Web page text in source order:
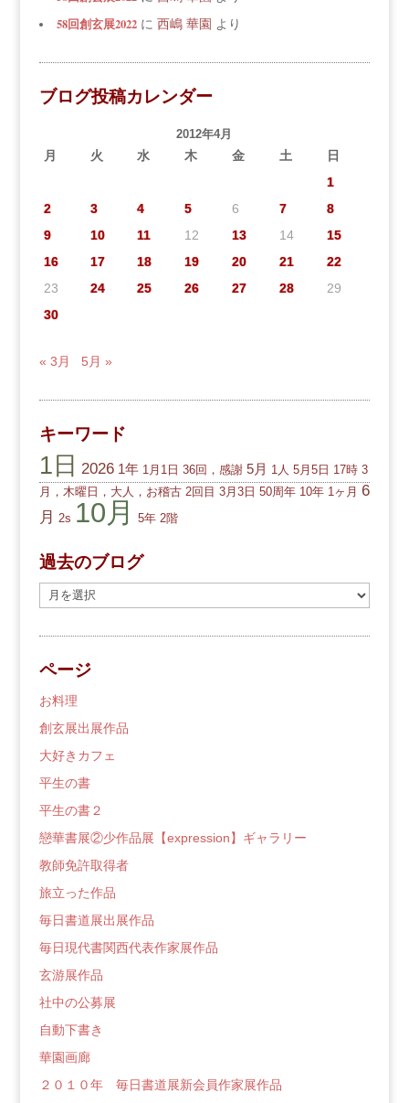
58回創玄展2022に 西嶋 華園 より
ブログ投稿カレンダー
2012年4月
月 火 水 木 金 土
日
1
2
3 4 5 6 7
8
9
10 11 12 13 14
15
16
17 18 19 20 21
22
23
24 25 26 27 28
29
30
« 3月 5月 »
キーワード
1日 2026 1年 1月1日 36回，感謝 5月 1人 5月5日 17時 3
月，木曜日，大人，お稽古 2回目 3月3日 50周年 10年 1ヶ月 6
月
2s 10月 5年 2階
過去のブログ
去
の
ロ
グ
ページ
お料理
創玄展出展作品
大好きカフェ
平生の書
平生の書２
戀華書展②少作品展【expression】ギャラリー
教師免許取得者
旅立った作品
毎日書道展出展作品
毎日現代書関西代表作家展作品
玄游展作品
社中の公募展
自動下書き
華園画廊
２０１０年 毎日書道展新会員作家展作品